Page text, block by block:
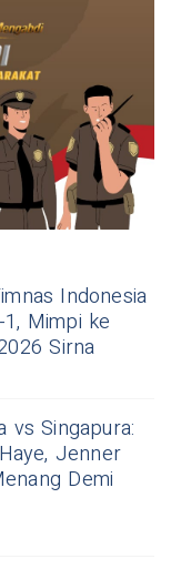
Indonesia
Mimpi ke
Sirna
vs Singapura:
Jenner
Demi